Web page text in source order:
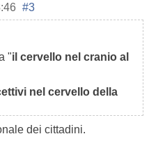
#3
"il cervello nel cranio al
nel cervello della
dei cittadini.